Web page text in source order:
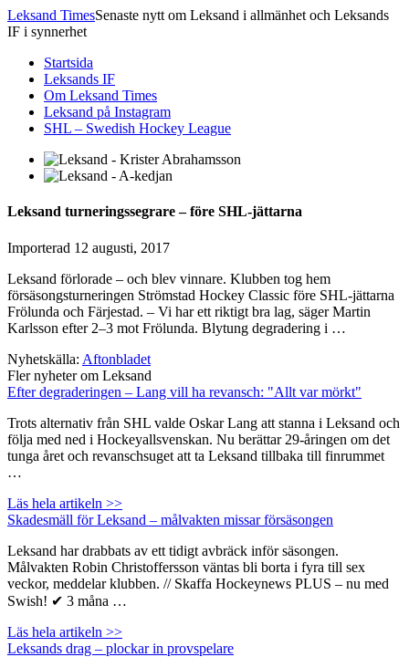
Leksand TimesSenaste nytt om Leksand i allmänhet och Leksands
IF i synnerhet
Startsida
Leksands IF
Om Leksand Times
Leksand på Instagram
SHL – Swedish Hockey League
Leksand turneringssegrare – före SHL-jättarna
Importerad 12 augusti, 2017
Leksand förlorade – och blev vinnare. Klubben tog hem
försäsongsturneringen Strömstad Hockey Classic före SHL-jättarna
Frölunda och Färjestad. – Vi har ett riktigt bra lag, säger Martin
Karlsson efter 2–3 mot Frölunda. Blytung degradering i …
Nyhetskälla: Aftonbladet
Fler nyheter om Leksand
Efter degraderingen – Lang vill ha revansch: "Allt var mörkt"
Trots alternativ från SHL valde Oskar Lang att stanna i Leksand och
följa med ned i Hockeyallsvenskan. Nu berättar 29-åringen om det
tunga året och revanschsuget att ta Leksand tillbaka till finrummet
…
Läs hela artikeln >>
Skadesmäll för Leksand – målvakten missar försäsongen
Leksand har drabbats av ett tidigt avbräck inför säsongen.
Målvakten Robin Christoffersson väntas bli borta i fyra till sex
veckor, meddelar klubben. // Skaffa Hockeynews PLUS – nu med
Swish! ✔ 3 måna …
Läs hela artikeln >>
Leksands drag – plockar in provspelare